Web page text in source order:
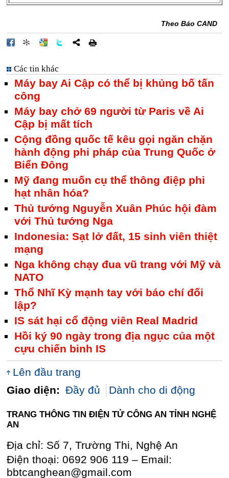
Theo Báo CAND
Các tin khác
Máy bay Ai Cập có thể bị khủng bố tấn
công
Máy bay chở 69 người từ Paris về Ai
Cập bị mất tích
Cộng đồng quốc tế kêu gọi ngăn chặn
hành động phi pháp của Trung Quốc ở
Biển Đông
Mỹ đang muốn cụ thể thông điệp phi
hạt nhân hóa?
Thủ tướng Nguyễn Xuân Phúc hội đàm
với Thủ tướng Nga
Indonesia: Sạt lở đất, 15 sinh viên thiệt
mạng
Nga không chạy đua vũ trang với Mỹ và
NATO
Thổ Nhĩ Kỳ mạnh tay với báo chí đối
lập?
IS sát hại cổ động viên Real Madrid
Hồi ký 90 ngày trong địa ngục của một
cựu chiến binh IS
Lên đầu trang
Giao diện: Đầy đủ Dành cho di động
TRANG THÔNG TIN ĐIỆN TỬ CÔNG AN TỈNH NGHỆ
AN
Địa chỉ: Số 7, Trường Thi, Nghệ An
Điện thoại: 0692 906 119 – Email:
bbtcanghean@gmail.com